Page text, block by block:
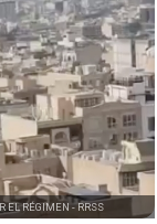
EL RÉGIMEN -RRSS